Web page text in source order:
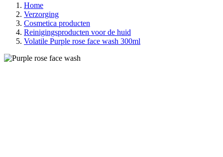
Home
Verzorging
Cosmetica producten
Reinigingsproducten voor de huid
Volatile Purple rose face wash 300ml